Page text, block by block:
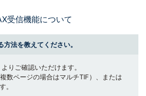
受信機能について
方法を教えてください。
りご確認いただけます。
数ページの場合はマルチTIF）、または
。